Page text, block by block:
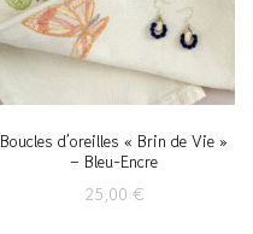
Boucles d’oreilles « Brin de Vie »
– Bleu-Encre
25,00 €